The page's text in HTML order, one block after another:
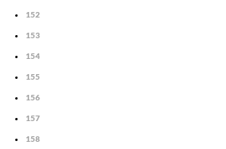
152
153
154
155
156
157
158